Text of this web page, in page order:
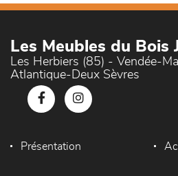
Les Meubles du Bois
Les Herbiers (85) - Vendée-
Atlantique-Deux Sèvres
Présentation